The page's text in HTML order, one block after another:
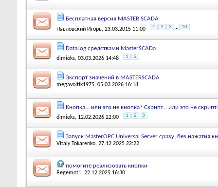
Бесплатная версия MASTER SCADA
Павловский Игорь, 23.03.2015 11:00 1 2 3 ... 10
DataLog средствами MasterSCADa
dimioks, 03.03.2026 14:48 1 2
Экспорт значений в MASTERSCADA
megavoltik1975, 05.03.2026 16:18
Кнопка... или это не кнопка? Скрипт... или это не
dimioks, 12.02.2026 22:00 1 2 3
Запуск MasterOPC Universal Server сразу, без нажатия
Vitaly Tokarenko, 27.12.2025 22:22
помогите реализовать кнопки
Begemot1, 22.12.2025 16:30